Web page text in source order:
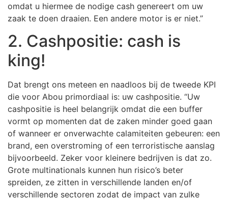
omdat u hiermee de nodige cash genereert om uw
zaak te doen draaien. Een andere motor is er niet.”
2. Cashpositie: cash is
king!
Dat brengt ons meteen en naadloos bij de tweede KPI
die voor Abou primordiaal is: uw cashpositie. “Uw
cashpositie is heel belangrijk omdat die een buffer
vormt op momenten dat de zaken minder goed gaan
of wanneer er onverwachte calamiteiten gebeuren: een
brand, een overstroming of een terroristische aanslag
bijvoorbeeld. Zeker voor kleinere bedrijven is dat zo.
Grote multinationals kunnen hun risico’s beter
spreiden, ze zitten in verschillende landen en/of
verschillende sectoren zodat de impact van zulke